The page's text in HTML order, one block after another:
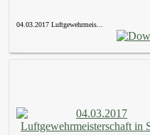
04.03.2017 Luftgewehrmeis...